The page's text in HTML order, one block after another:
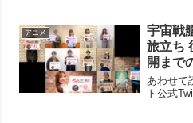
うことで
大級の屋
アニメ
宇宙戦
旅立ち
開まで
め。
あわせて
ト​公式